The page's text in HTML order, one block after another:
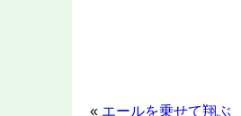
« エールを乗せて翔